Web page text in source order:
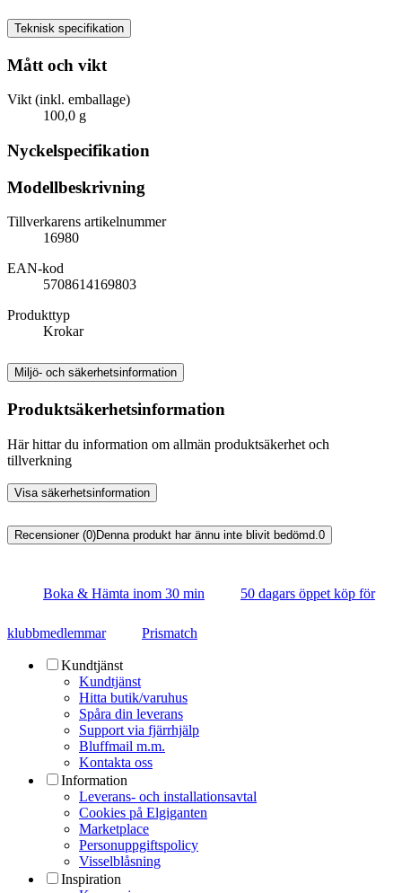
Teknisk specifikation
Mått och vikt
Vikt (inkl. emballage)
100,0 g
Nyckelspecifikation
Modellbeskrivning
Tillverkarens artikelnummer
16980
EAN-kod
5708614169803
Produkttyp
Krokar
Miljö- och säkerhetsinformation
Produktsäkerhetsinformation
Här hittar du information om allmän produktsäkerhet och
tillverkning
Visa säkerhetsinformation
Recensioner (0)Denna produkt har ännu inte blivit bedömd. 0
Boka & Hämta inom 30 min 50 dagars öppet köp för
klubbmedlemmar Prismatch
Kundtjänst
Kundtjänst
Hitta butik/varuhus
Spåra din leverans
Support via fjärrhjälp
Bluffmail m.m.
Kontakta oss
Information
Leverans- och installationsavtal
Cookies på Elgiganten
Marketplace
Personuppgiftspolicy
Visselblåsning
Inspiration